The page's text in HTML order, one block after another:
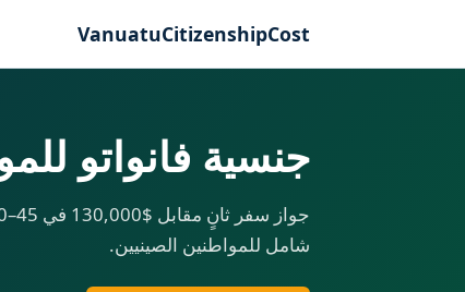
VanuatuCitizenshipCost
جنسية فانواتو
شامل للمواطنين الصينيين.